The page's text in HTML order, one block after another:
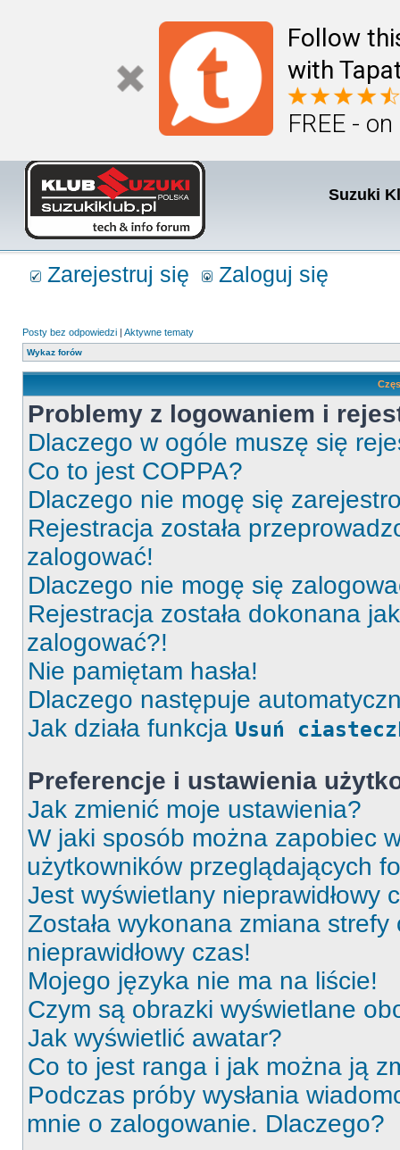
Follow
with
FREE -
Suzuki
Zarejestruj się Zaloguj się
Posty bez odpowiedzi | Aktywne tematy
Wykaz forów
Problemy z logowaniem i
Dlaczego w ogóle muszę się
Co to jest COPPA?
Dlaczego nie mogę się
Rejestracja została
zalogować!
Dlaczego nie mogę się
Rejestracja została dokonana
zalogować?!
Nie pamiętam hasła!
Dlaczego następuje
Jak działa funkcja Usuń
Preferencje i ustawienia
Jak zmienić moje ustawienia?
W jaki sposób można zapobiec
użytkowników przeglądających
Jest wyświetlany nieprawidłowy
Została wykonana zmiana
nieprawidłowy czas!
Mojego języka nie ma na liście!
Czym są obrazki wyświetlane
Jak wyświetlić awatar?
Co to jest ranga i jak można ją
Podczas próby wysłania
mnie o zalogowanie. Dlaczego?